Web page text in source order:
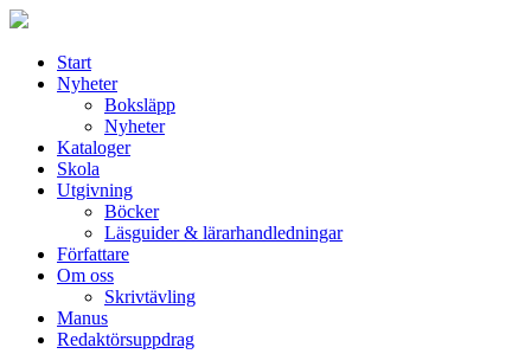
Start
Nyheter
Boksläpp
Nyheter
Kataloger
Skola
Utgivning
Böcker
Läsguider & lärarhandledningar
Författare
Om oss
Skrivtävling
Manus
Redaktörsuppdrag